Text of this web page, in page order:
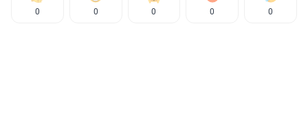
0 0 0 0 0